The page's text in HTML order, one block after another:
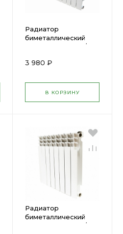
Радиатор
биметаллический
BIMETAL STI 500/80
3 980 ₽
В КОРЗИНУ
Радиатор
биметаллический
BIMETAL STI 500/80